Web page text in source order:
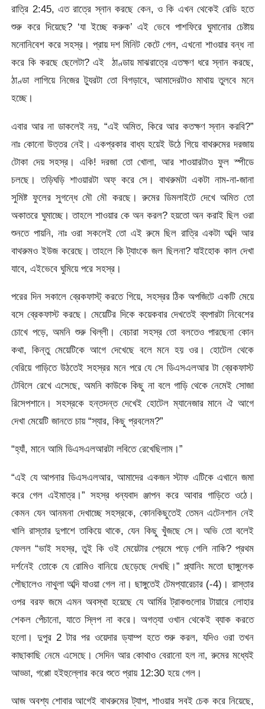
রাত্রি 2:45, এত রাত্রে স্নান করছে কেন, ও কি এখন থেকেই রেডি হতে
শুরু করে দিয়েছে? ‘যা ইচ্ছে করুক’ এই ভেবে পাশফিরে ঘুমানোর চেষ্টায়
মনোনিবেশ করে সহস্র। প্রায় দশ মিনিট কেটে গেল, এখনো শাওয়ার বন্ধ না
করে কি করছে ছেলেটা? এই ঠাণ্ডায় মাঝরাত্রে এতক্ষণ ধরে স্নান করছে,
ঠাণ্ডা লাগিয়ে নিজের ট্যুরটা তো বিগড়াবে, আমাদেরটাও মাথায় তুলবে মনে
হচ্ছে।
এবার আর না ডাকলেই নয়, “এই অমিত, কিরে আর কতক্ষণ স্নান করবি?”
নাঃ কোনো উত্তর নেই। একপ্রকার বাধ্য হয়েই উঠে গিয়ে বাথরুমের দরজায়
টোকা দেয় সহস্র। একি! দরজা তো খোলা, আর শাওয়ারটাও ফুল স্পীডে
চলছে। তড়িঘড়ি শাওয়ারটা অফ্ করে সে। বাথরুমটা একটা নাম-না-জানা
সুমিষ্ট ফুলের সুগন্ধে মৌ মৌ করছে। রুমের ডিমলাইটে দেখে অমিত তো
অকাতরে ঘুমাচ্ছে। তাহলে শাওয়ার কে অন করল? হয়তো অন করাই ছিল ওরা
শুনতে পায়নি, নাঃ ওরা সকলেই তো এই রুমে ছিল রাত্রি একটা অব্দি আর
বাথরুমও ইউজ করেছে। তাহলে কি ট্যাংকে জল ছিলনা? যাইহোক কাল দেখা
যাবে, এইভেবে ঘুমিয়ে পরে সহস্র।
পরের দিন সকালে ব্রেকফাস্ট্ করতে গিয়ে, সহস্রর ঠিক অপজিটে একটি মেয়ে
বসে ব্রেকফাস্ট করছে। মেয়েটির দিকে কয়েকবার দেখতেই ব্যপারটা নিবেশের
চোখে পড়ে, অমনি শুরু খিল্লী। বেচারা সহস্র তো বলতেও পারছেনা কোন
কথা, কিন্তু মেয়েটিকে আগে দেখেছে বলে মনে হয় ওর। হোটেল থেকে
বেরিয়ে গাড়িতে উঠতেই সহস্রর মনে পরে যে সে ডিএসএলআর টা ব্রেকফাস্ট
টেবিলে রেখে এসেছে, অমনি কাউকে কিছু না বলে গাড়ি থেকে নেমেই সোজা
রিসেপশানে। সহস্রকে হন্তদন্ত দেখেই হোটেল ম্যানেজার মানে ঐ আগে
দেখা মেয়েটি জানতে চায় “স্যার, কিছু প্রবলেম?”
“হ্যাঁ, মানে আমি ডিএসএলআরটা লবিতে রেখেছিলাম।”
“এই যে আপনার ডিএসএলআর, আমাদের একজন স্টাফ এটিকে এখানে জমা
করে গেল এইমাত্র।” সহস্র ধন্যবাদ ঞ্জাপন করে আবার গাড়িতে ওঠে।
কেমন যেন আনমনা দেখাচ্ছে সহস্রকে, কোনকিছুতেই তেমন এটেনশান নেই
খালি রাস্তার দুপাশে তাকিয়ে থাকে, যেন কিছু খুঁজছে সে। অভি তো বলেই
ফেলল “ভাই সহস্র, তুই কি ওই মেয়েটার প্রেমে পড়ে গেলি নাকি? প্রথম
দর্শনেই তোকে যে রোমিও বানিয়ে ছেড়েছে দেখছি।” প্ল্যানিং মতো ছাঙ্গুলেক
পৌছালেও নাথুলা অব্দি যাওয়া গেল না। ছাঙ্গুতেই টেমপ্যারেচার (-4)। রাস্তার
ওপর বরফ জমে এমন অবস্থা হয়েছে যে আর্মির ট্রাকগুলোর টায়ারে লোহার
শেকল পেঁচানো, যাতে স্লিপ না করে। অগত্যা ওখান থেকেই ব্যাক করতে
হলো। দুপুর 2 টার পর ওয়েদার ড্যাম্প হতে শুরু করল, যদিও ওরা তখন
কাছাকাছি নেমে এসেছে। সেদিন আর কোথাও বেরানো হল না, রুমের মধ্যেই
আড্ডা, গপ্পো হইহুল্লোর করে শুতে প্রায় 12:30 হয়ে গেল।
আজ অবশ্য শোবার আগেই বাথরুমের ট্যাপ, শাওয়ার সবই চেক করে নিয়েছে,